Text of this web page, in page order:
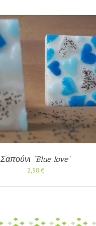
Σαπούνι “Blue love”
2,50€